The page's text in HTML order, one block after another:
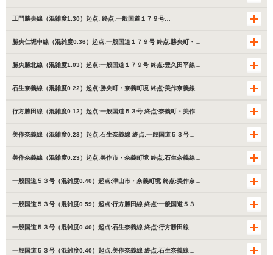
工門勝央線（混雑度1.30）起点: 終点:一般国道１７９号…
勝央仁堀中線（混雑度0.36）起点:一般国道１７９号 終点:勝央町・…
勝央勝北線（混雑度1.03）起点:一般国道１７９号 終点:豊久田平線…
石生奈義線（混雑度0.22）起点:勝央町・奈義町境 終点:美作奈義線…
行方勝田線（混雑度0.12）起点:一般国道５３号 終点:奈義町・美作…
美作奈義線（混雑度0.23）起点:石生奈義線 終点:一般国道５３号…
美作奈義線（混雑度0.23）起点:美作市・奈義町境 終点:石生奈義線…
一般国道５３号（混雑度0.40）起点:津山市・奈義町境 終点:美作奈…
一般国道５３号（混雑度0.59）起点:行方勝田線 終点:一般国道５３…
一般国道５３号（混雑度0.40）起点:石生奈義線 終点:行方勝田線…
一般国道５３号（混雑度0.40）起点:美作奈義線 終点:石生奈義線…